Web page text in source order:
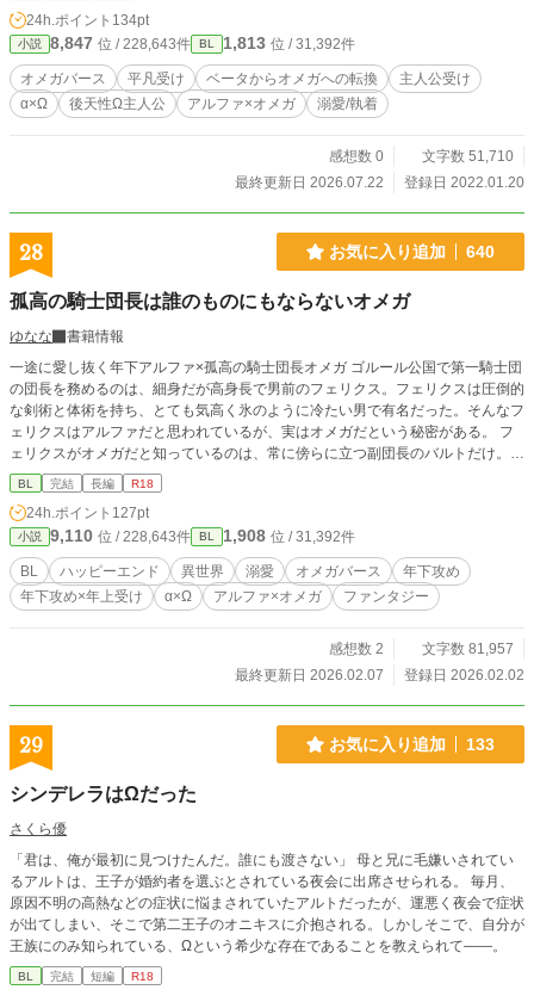
24h.ポイント 134pt
小説 8,847 位 / 228,643件 BL 1,813 位 / 31,392件
オメガバース 平凡受け ベータからオメガへの転換
主人公受け
α×Ω
後天性Ω主人公 アルファ×オメガ 溺愛/執着
感想数 0
文字数 51,710
最終更新日 2026.07.22
登録日 2022.01.20
28 お気に入り追加 640
孤高の騎士団長は誰のものにもならないオメガ
ゆなな
書籍情報
一途に愛し抜く年下アルファ×孤高の騎士団長オメガ ゴルール公国で第一騎士団
の団長を務めるのは、細身だが高身長で男前のフェリクス。フェリクスは圧倒的
な剣術と体術を持ち、とても気高く氷のように冷たい男で有名だった。そんなフ
ェリクスはアルファだと思われているが、実はオメガだという秘密がある。 フ
ェリクスがオメガだと知っているのは、常に傍らに立つ副団長のバルトだけ。
金の髪が眩しく美しいバルトは優れたアルファだ。 それは愛するフェリクスの
隣に立つべく懸命に成長してきた証でもあるのだが、フェリクスはバルトの告白
を何年も断り続けている。 それはこれまでのフェリクスの経験から、どうして
も眩しいほどに立派に成長したバルトを受け入れられない理由があった。 ※具
体的な犯罪行為の内容の記載はしておりませんが、子供の人身売買について記載
があります。 物語の必要最低限の記載にしたつもりでしたが、そういった表現
が苦手な方は閲覧をご遠慮ください。
BL 完結 長編 R18
24h.ポイント 127pt
小説 9,110 位 / 228,643件 BL 1,908 位 / 31,392件
BL ハッピーエンド 異世界 溺愛 オメガバース
年下攻め
年下攻め×年上受け
α×Ω アルファ×オメガ ファンタジー
感想数 2
文字数 81,957
最終更新日 2026.02.07
登録日 2026.02.02
29 お気に入り追加 133
シンデレラはΩだった
さくら優
「君は、俺が最初に見つけたんだ。誰にも渡さない」 母と兄に毛嫌いされてい
るアルトは、王子が婚約者を選ぶとされている夜会に出席させられる。 毎月、
原因不明の高熱などの症状に悩まされていたアルトだったが、運悪く夜会で症状
が出てしまい、そこで第二王子のオニキスに介抱される。しかしそこで、自分が
王族にのみ知られている、Ωという希少な存在であることを教えられて――。
BL 完結 短編 R18